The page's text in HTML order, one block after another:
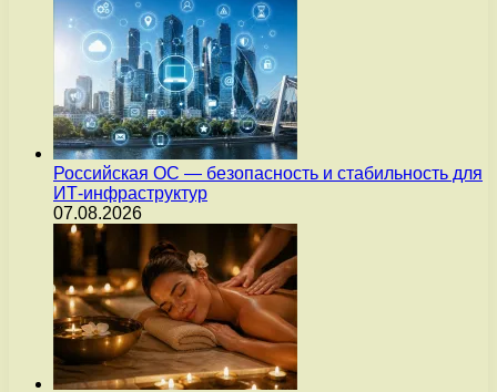
Российская ОС — безопасность и стабильность для
ИТ-инфраструктур
07.08.2026